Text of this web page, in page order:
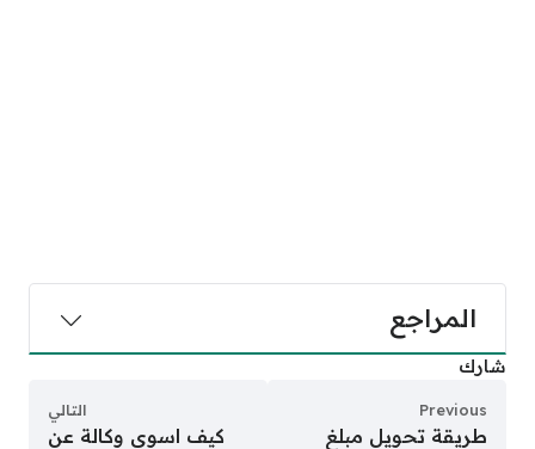
المراجع
شارك
Previous
طريقة تحويل مبلغ
التالي
كيف اسوي وكالة عن